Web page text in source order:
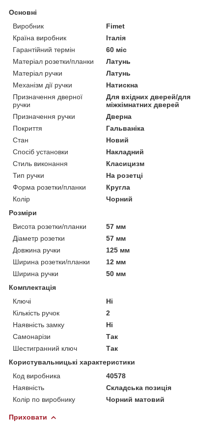
Основні
Виробник
Fimet
Країна виробник
Італія
Гарантійний термін
60 міс
Матеріал розетки/планки
Латунь
Матеріал ручки
Латунь
Механізм дії ручки
Натискна
Призначення дверної
ручки
Для вхідних дверей/для
міжкімнатних дверей
Призначення ручки
Дверна
Покриття
Гальваніка
Стан
Новий
Спосіб установки
Накладний
Стиль виконання
Класицизм
Тип ручки
На розетці
Форма розетки/планки
Кругла
Колір
Чорний
Розміри
Висота розетки/планки
57 мм
Діаметр розетки
57 мм
Довжина ручки
125 мм
Ширина розетки/планки
12 мм
Ширина ручки
50 мм
Комплектація
Ключі
Ні
Кількість ручок
2
Наявність замку
Ні
Самонарізи
Так
Шестигранний ключ
Так
Користувальницькі характеристики
Код виробника
40578
Наявність
Складська позиція
Колір по виробнику
Чорний матовий
Приховати